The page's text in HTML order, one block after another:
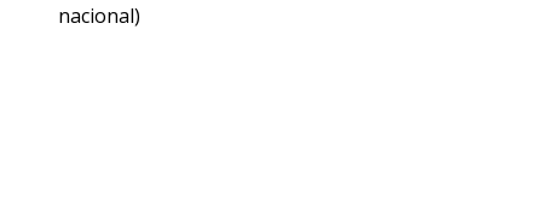
nacional)